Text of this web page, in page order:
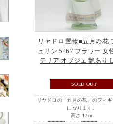
リヤドロ 置物■五月の花
ュリン 5467 フラワー 女
テリア オブジェ 艶あり
SOLD OUT
リヤドロの「五月の花」のフィ
になります。
高さ 17cm